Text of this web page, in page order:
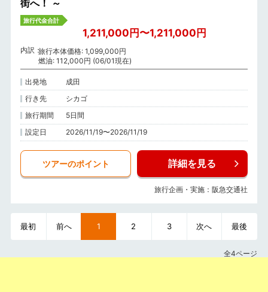
街へ！ ～
旅行代金合計
1,211,000円〜1,211,000円
内訳 旅行本体価格: 1,099,000円
燃油: 112,000円 (06/01現在)
出発地
成田
行き先
シカゴ
旅行期間
5日間
設定日
2026/11/19〜2026/11/19
ツアーのポイント 詳細を見る
旅行企画・実施：阪急交通社
最初 前へ 1 2 3 次へ 最後
全4ページ